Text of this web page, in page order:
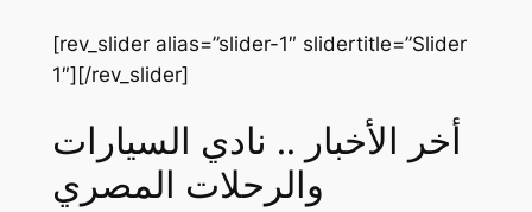
[rev_slider alias=”slider-1″ slidertitle=”Slider
1″][/rev_slider]
أخر الأخبار .. نادي السيارات
والرحلات المصري